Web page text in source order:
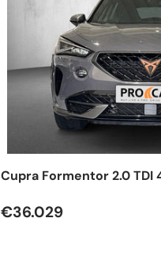
Cupra Formentor 2.0 TDI
€36.029